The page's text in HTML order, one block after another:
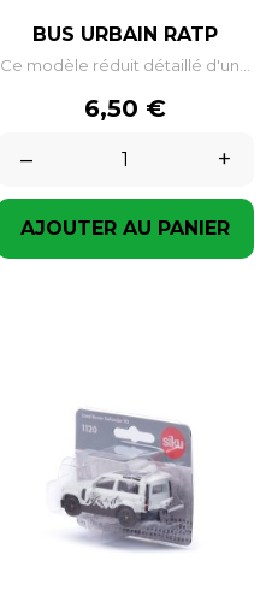
BUS URBAIN RATP
Ce modèle réduit détaillé d'un...
Prix
6,50 €
–
+
AJOUTER AU PANIER